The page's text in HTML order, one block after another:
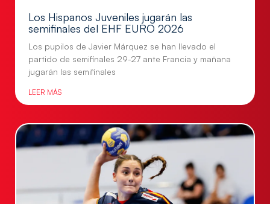
Los Hispanos Juveniles jugarán las
semifinales del EHF EURO 2026
Los pupilos de Javier Márquez se han llevado el
partido de semifinales 29-27 ante Francia y mañana
jugarán las semifinales
LEER MÁS